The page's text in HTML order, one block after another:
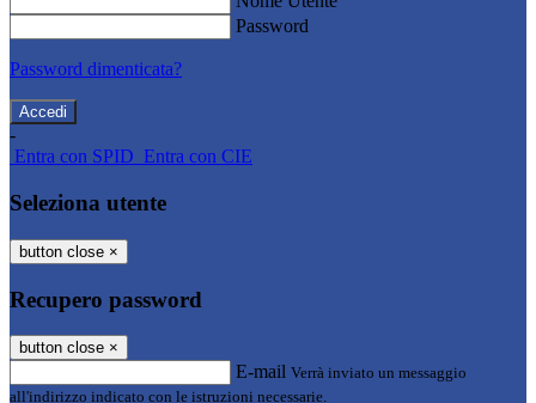
Password
Password dimenticata?
-
Entra con SPID Entra con CIE
Seleziona utente
button close ×
Recupero password
button close ×
E-mail Verrà inviato un messaggio
all'indirizzo indicato con le istruzioni necessarie.